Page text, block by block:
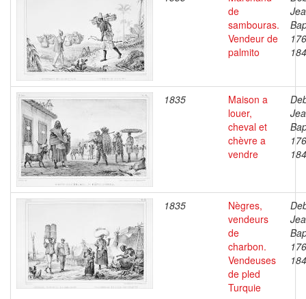
de
sambouras.
Vendeur de
palmito
1835
Maison a
louer,
cheval et
chèvre a
vendre
1835
Nègres,
vendeurs
de
charbon.
Vendeuses
de pled
Turquie